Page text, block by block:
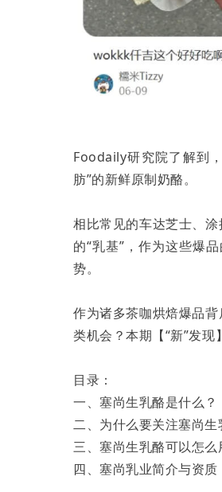
Foodaily研究院了解到
肪”的新鲜原制奶酪。
相比常见的车达芝士、
的“乳基”，作为这些爆
势。
作为诸多茶咖烘焙爆品
类机会？本期【“新”发现
目录：
一、塞尚生乳酪是什么？
二、为什么要关注塞尚生
三、塞尚生乳酪可以怎么
四、塞尚乳业简介与资质